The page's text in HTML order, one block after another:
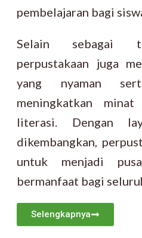
pembelajaran bagi
Selain sebagai
perpustakaan juga
yang nyaman
meningkatkan
literasi. Dengan
dikembangkan,
untuk menjadi
bermanfaat bagi
Selengkapnya